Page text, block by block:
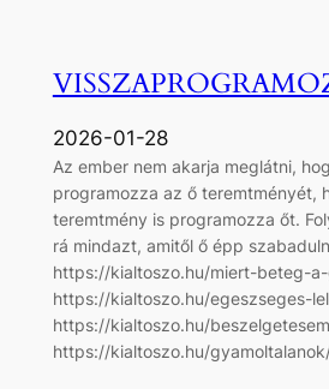
2026-01-28
Az ember nem akarja meglátni,
programozza az ő teremtményét,
teremtmény is programozza őt.
rá mindazt, amitől ő épp
https://kialtoszo.hu/miert-beteg-
https://kialtoszo.hu/egeszseges-
https://kialtoszo.hu/
https://kialtoszo.hu/